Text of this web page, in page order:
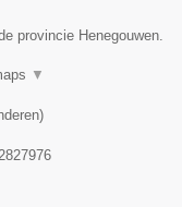
provincie Henegouwen.
▼
)